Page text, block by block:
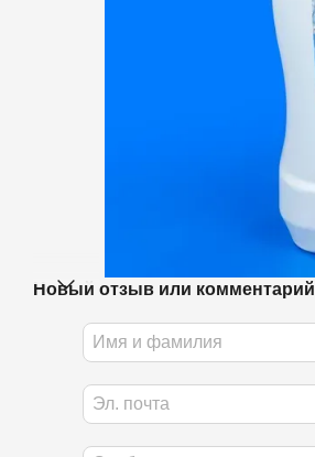
Новый отзыв или комментарий